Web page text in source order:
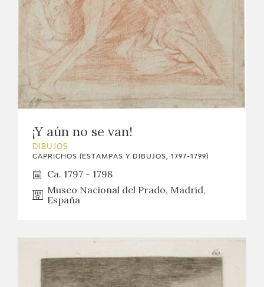
¡Y aún no se van!
DIBUJOS
CAPRICHOS (ESTAMPAS Y DIBUJOS, 1797-1799)
Ca. 1797 - 1798
Museo Nacional del Prado, Madrid,
España